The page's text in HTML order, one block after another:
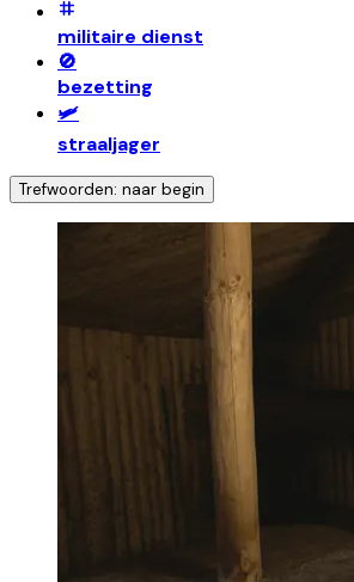
militaire dienst
🚫
bezetting
🛩️
straaljager
Trefwoorden: naar begin